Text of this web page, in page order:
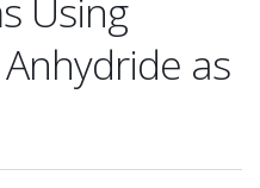
Using
as